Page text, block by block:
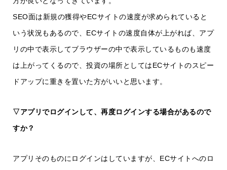
SEO面は新規の獲得やECサイトの速度が求められていると
いう状況もあるので、ECサイトの速度自体が上がれば、アプ
リの中で表示してブラウザーの中で表示しているものも速度
は上がってくるので、投資の場所としてはECサイトのスピー
ドアップに重きを置いた方がいいと思います。
▽アプリでログインして、再度ログインする場合があるので
すか？
アプリそのものにログインはしていますが、ECサイトへのロ